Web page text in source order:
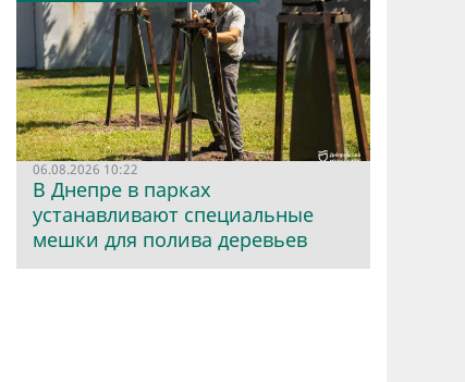
06.08.2026 10:22
В Днепре в парках
устанавливают специальные
мешки для полива деревьев